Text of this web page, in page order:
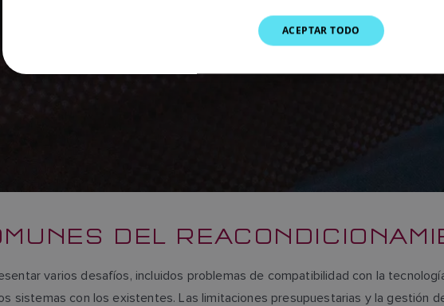
DEL
varios desafíos, incluidos problemas de compatibilidad con la
sistemas con los existentes. Las limitaciones presupuestarias y la gestión
ACEPTAR TODO